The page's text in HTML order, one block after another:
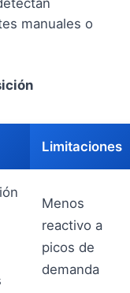
manuales o
Limitaciones
Menos
reactivo a
picos de
demanda